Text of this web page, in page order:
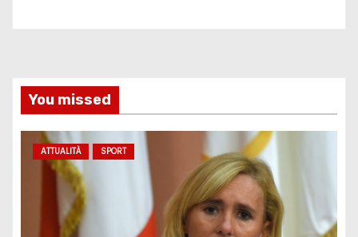
You missed
ATTUALITÀ SPORT